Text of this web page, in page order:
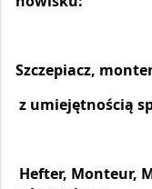
Szczepiacz,
z umiejętnością
Hefter, Monteur,